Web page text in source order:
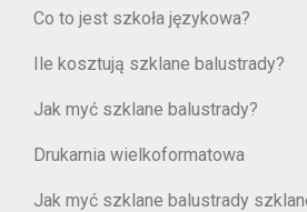
Co to jest szkoła językowa?
Ile kosztują szklane balustrady?
Jak myć szklane balustrady?
Drukarnia wielkoformatowa
Jak myć szklane balustrady